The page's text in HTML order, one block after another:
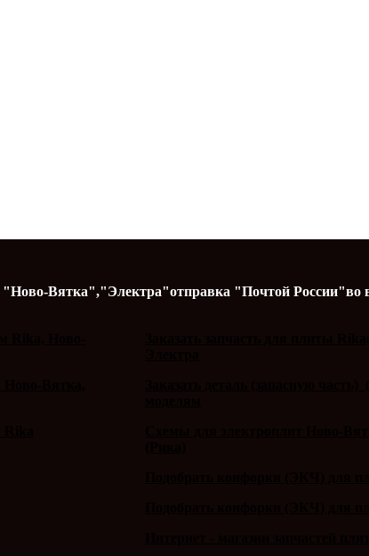
"Ново-Вятка","Электра"отправка "Почтой России"во